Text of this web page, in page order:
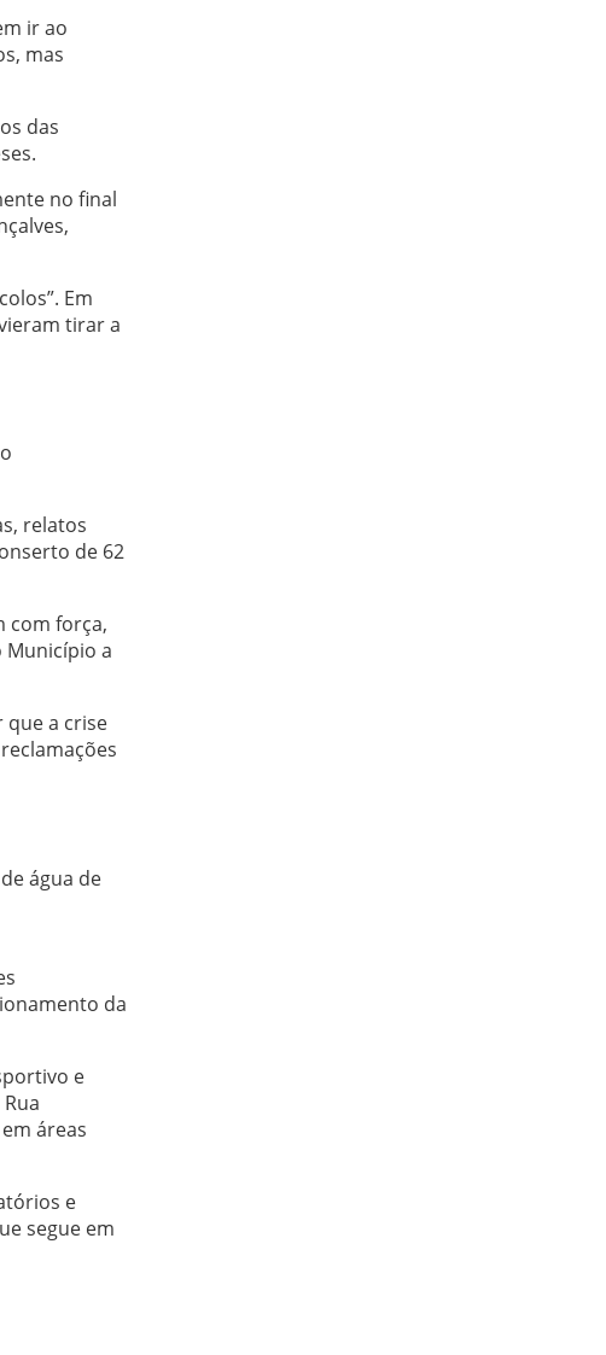
ir ao
mas
das
no final
Em
tirar a
relatos
de 62
com força,
Município a
que a crise
água de
da
e
áreas
e
segue em